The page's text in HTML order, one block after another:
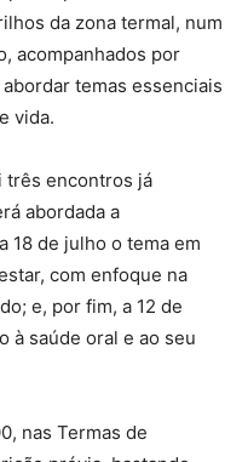
da zona termal, num
acompanhados por
temas essenciais
vida.
três encontros já
abordada a
18 de julho o tema em
com enfoque na
e, por fim, a 12 de
à saúde oral e ao seu
nas Termas de